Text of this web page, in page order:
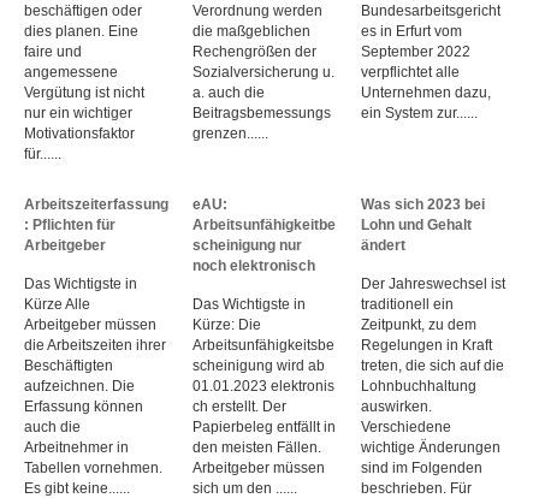
beschäftigen oder
dies planen. Eine
faire und
angemessene
Vergütung ist nicht
nur ein wichtiger
Motivationsfaktor
für......
Verordnung werden
die maßgeblichen
Rechengrößen der
Sozialversicherung u.
a. auch die
Beitragsbemessungs
grenzen......
Bundesarbeitsgericht
es in Erfurt vom
September 2022
verpflichtet alle
Unternehmen dazu,
ein System zur......
Arbeitszeiterfassung
: Pflichten für
Arbeitgeber
Das Wichtigste in
Kürze Alle
Arbeitgeber müssen
die Arbeitszeiten ihrer
Beschäftigten
aufzeichnen. Die
Erfassung können
auch die
Arbeitnehmer in
Tabellen vornehmen.
Es gibt keine......
eAU:
Arbeitsunfähigkeitbe
scheinigung nur
noch elektronisch
Das Wichtigste in
Kürze: Die
Arbeitsunfähigkeitsbe
scheinigung wird ab
01.01.2023 elektronis
ch erstellt. Der
Papierbeleg entfällt in
den meisten Fällen.
Arbeitgeber müssen
sich um den ......
Was sich 2023 bei
Lohn und Gehalt
ändert
Der Jahreswechsel ist
traditionell ein
Zeitpunkt, zu dem
Regelungen in Kraft
treten, die sich auf die
Lohnbuchhaltung
auswirken.
Verschiedene
wichtige Änderungen
sind im Folgenden
beschrieben. Für